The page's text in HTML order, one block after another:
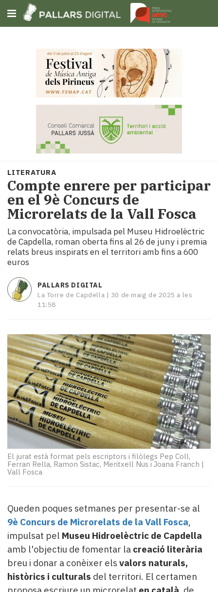
Subscriu-t'hi
Portada
Societat
Política
i
municipis
Economia
turisme
Cultura
Esports
tant!
TV
i
temps
Reportatges
Entrevistes
Enquestes
A
escena!
Dis
la
teva!
Subscriptors
La
newsletter
del
patrocinat
Lo
més
llegit...
Editorial
LITERATURA
Compte enrere per participar
en el 9è Concurs de
Microrelats de la Vall Fosca
La convocatòria, impulsada pel Museu Hidroelèctric
de Capdella, roman oberta fins al 26 de juny i premia
relats breus inspirats en el territori amb fins a 600
euros
PALLARS DIGITAL
La Torre de Capdella | 30 de maig de 2025 a les
11:58
El jurat està format pels escriptors i filòlegs Pep Coll,
Ferran Rella, Ramon Sistac, Meritxell Nus i Joana Franch |
Vall Fosca
Queden poques setmanes per presentar-se al
9è Concurs de Microrelats de la Vall Fosca,
impulsat pel Museu Hidroelèctric de Capdella
amb l'objectiu de fomentar la creació literària
breu i donar a conèixer els valors naturals,
històrics i culturals del territori. El certamen